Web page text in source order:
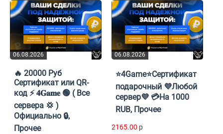
06.08.2026
🔥 20000 Руб
Cертификат или QR-
код ⚡ 𝟒𝐆𝐚𝐦𝐞 🟢 ( Все
сервера 💢 )
Официально 🔒,
Прочее
06.08.2026
⭐4Game⭐Сертификат
подарочный 💜Любой
сервер💜 💳На 1000
RUB, Прочее
2165.00 p